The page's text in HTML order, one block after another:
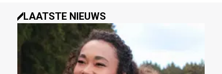
LAATSTE NIEUWS